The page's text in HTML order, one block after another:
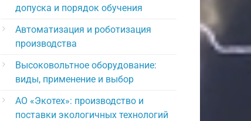
допуска и порядок обучения
Автоматизация и роботизация
производства
Высоковольтное оборудование:
виды, применение и выбор
АО «Экотех»: производство и
поставки экологичных технологий